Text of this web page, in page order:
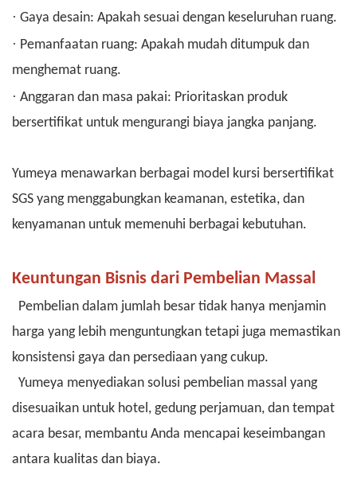
· Gaya desain: Apakah sesuai dengan keseluruhan ruang.
· Pemanfaatan ruang: Apakah mudah ditumpuk dan
menghemat ruang.
· Anggaran dan masa pakai: Prioritaskan produk
bersertifikat untuk mengurangi biaya jangka panjang.
Yumeya menawarkan berbagai model kursi bersertifikat
SGS yang menggabungkan keamanan, estetika, dan
kenyamanan untuk memenuhi berbagai kebutuhan.
Keuntungan Bisnis dari Pembelian Massal
Pembelian dalam jumlah besar tidak hanya menjamin
harga yang lebih menguntungkan tetapi juga memastikan
konsistensi gaya dan persediaan yang cukup.
Yumeya menyediakan solusi pembelian massal yang
disesuaikan untuk hotel, gedung perjamuan, dan tempat
acara besar, membantu Anda mencapai keseimbangan
antara kualitas dan biaya.